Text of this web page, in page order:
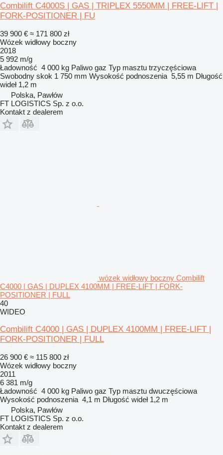
Combilift C4000S | GAS | TRIPLEX 5550MM | FREE-LIFT |
FORK-POSITIONER | FU
39 900 € ≈ 171 800 zł
Wózek widłowy boczny
2018
5 992 m/g
Ładowność 4 000 kg Paliwo gaz Typ masztu trzyczęściowa
Swobodny skok 1 750 mm Wysokość podnoszenia 5,55 m Długość
wideł 1,2 m
Polska, Pawłów
FT LOGISTICS Sp. z o.o.
Kontakt z dealerem
wózek widłowy boczny Combilift
C4000 | GAS | DUPLEX 4100MM | FREE-LIFT | FORK-
POSITIONER | FULL
40
WIDEO
Combilift C4000 | GAS | DUPLEX 4100MM | FREE-LIFT |
FORK-POSITIONER | FULL
26 900 € ≈ 115 800 zł
Wózek widłowy boczny
2011
6 381 m/g
Ładowność 4 000 kg Paliwo gaz Typ masztu dwuczęściowa
Wysokość podnoszenia 4,1 m Długość wideł 1,2 m
Polska, Pawłów
FT LOGISTICS Sp. z o.o.
Kontakt z dealerem